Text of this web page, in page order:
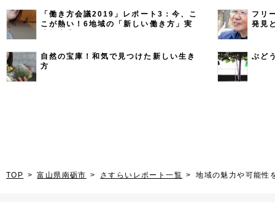
「働き方会議2019」レポート3：今、こ
こが熱い！6地域の「新しい働き方」実
フリ
発見
自然の宝庫！和気で見つけた新しい生き
方
ぶど
TOP 富山県南砺市 さすらいレポート一覧 地域の魅力や可能性